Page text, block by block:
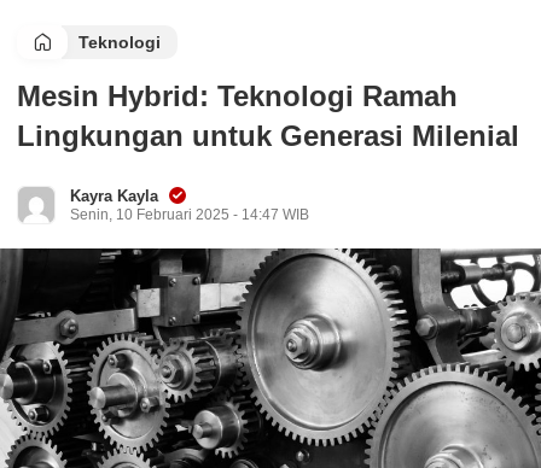
Teknologi
Mesin Hybrid: Teknologi Ramah
Lingkungan untuk Generasi Milenial
Kayra Kayla
Senin, 10 Februari 2025 - 14:47 WIB